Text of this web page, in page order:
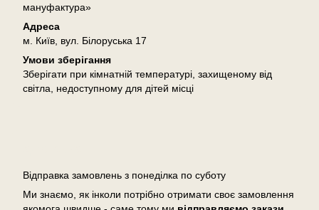
мануфактура»
Адреса
м. Київ, вул. Білоруська 17
Умови зберігання
Зберігати при кімнатній температурі, захищеному від
світла, недоступному для дітей місці
Відправка замовлень з понеділка по суботу
Ми знаємо, як інколи потрібно отримати своє замовлення